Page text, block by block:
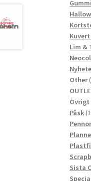
Lim &
Other
Övrigt
Påsk
Sista